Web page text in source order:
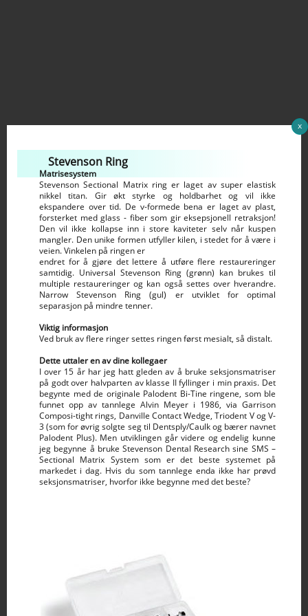
Stevenson Ring
Matrisesystem
Stevenson Sectional Matrix ring er laget av super elastisk
nikkel titan. Gir økt styrke og holdbarhet og vil ikke
ekspandere over tid. De v-formede bena er laget av plast,
forsterket med glass - fiber som gir eksepsjonell retraksjon!
Den vil ikke kollapse inn i store kaviteter selv når kuspen
mangler. Den unike formen utfyller kilen, i stedet for å være i
veien. Vinkelen på ringen er
endret for å gjøre det lettere å utføre flere restaureringer
samtidig. Universal Stevenson Ring (grønn) kan brukes til
multiple restaureringer og kan også settes over hverandre.
Narrow Stevenson Ring (gul) er utviklet for optimal
separasjon på mindre tenner.
Viktig informasjon
Ved bruk av flere ringer settes ringen først mesialt, så distalt.
Dette uttaler en av dine kollegaer
I over 15 år har jeg hatt gleden av å bruke seksjonsmatriser
på godt over halvparten av klasse II fyllinger i min praxis. Det
begynte med de originale Palodent Bi-Tine ringene, som ble
funnet opp av tannlege Alvin Meyer i 1986, via Garrison
Composi-tight rings, Danville Contact Wedge, Triodent V og V-
3 (som for øvrig solgte seg til Dentsply/Caulk og bærer navnet
Palodent Plus). Men utviklingen går videre og endelig kunne
jeg begynne å bruke Stevenson Dental Research sine SMS –
Sectional Matrix System som er det beste systemet på
markedet i dag. Hvis du som tannlege enda ikke har prøvd
seksjonsmatriser, hvorfor ikke begynne med det beste?
x